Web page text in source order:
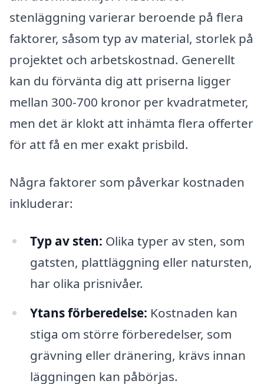
stenläggning varierar beroende på flera
faktorer, såsom typ av material, storlek på
projektet och arbetskostnad. Generellt
kan du förvänta dig att priserna ligger
mellan 300-700 kronor per kvadratmeter,
men det är klokt att inhämta flera offerter
för att få en mer exakt prisbild.
Några faktorer som påverkar kostnaden
inkluderar:
Typ av sten: Olika typer av sten, som
gatsten, plattläggning eller natursten,
har olika prisnivåer.
Ytans förberedelse: Kostnaden kan
stiga om större förberedelser, som
grävning eller dränering, krävs innan
läggningen kan påbörjas.